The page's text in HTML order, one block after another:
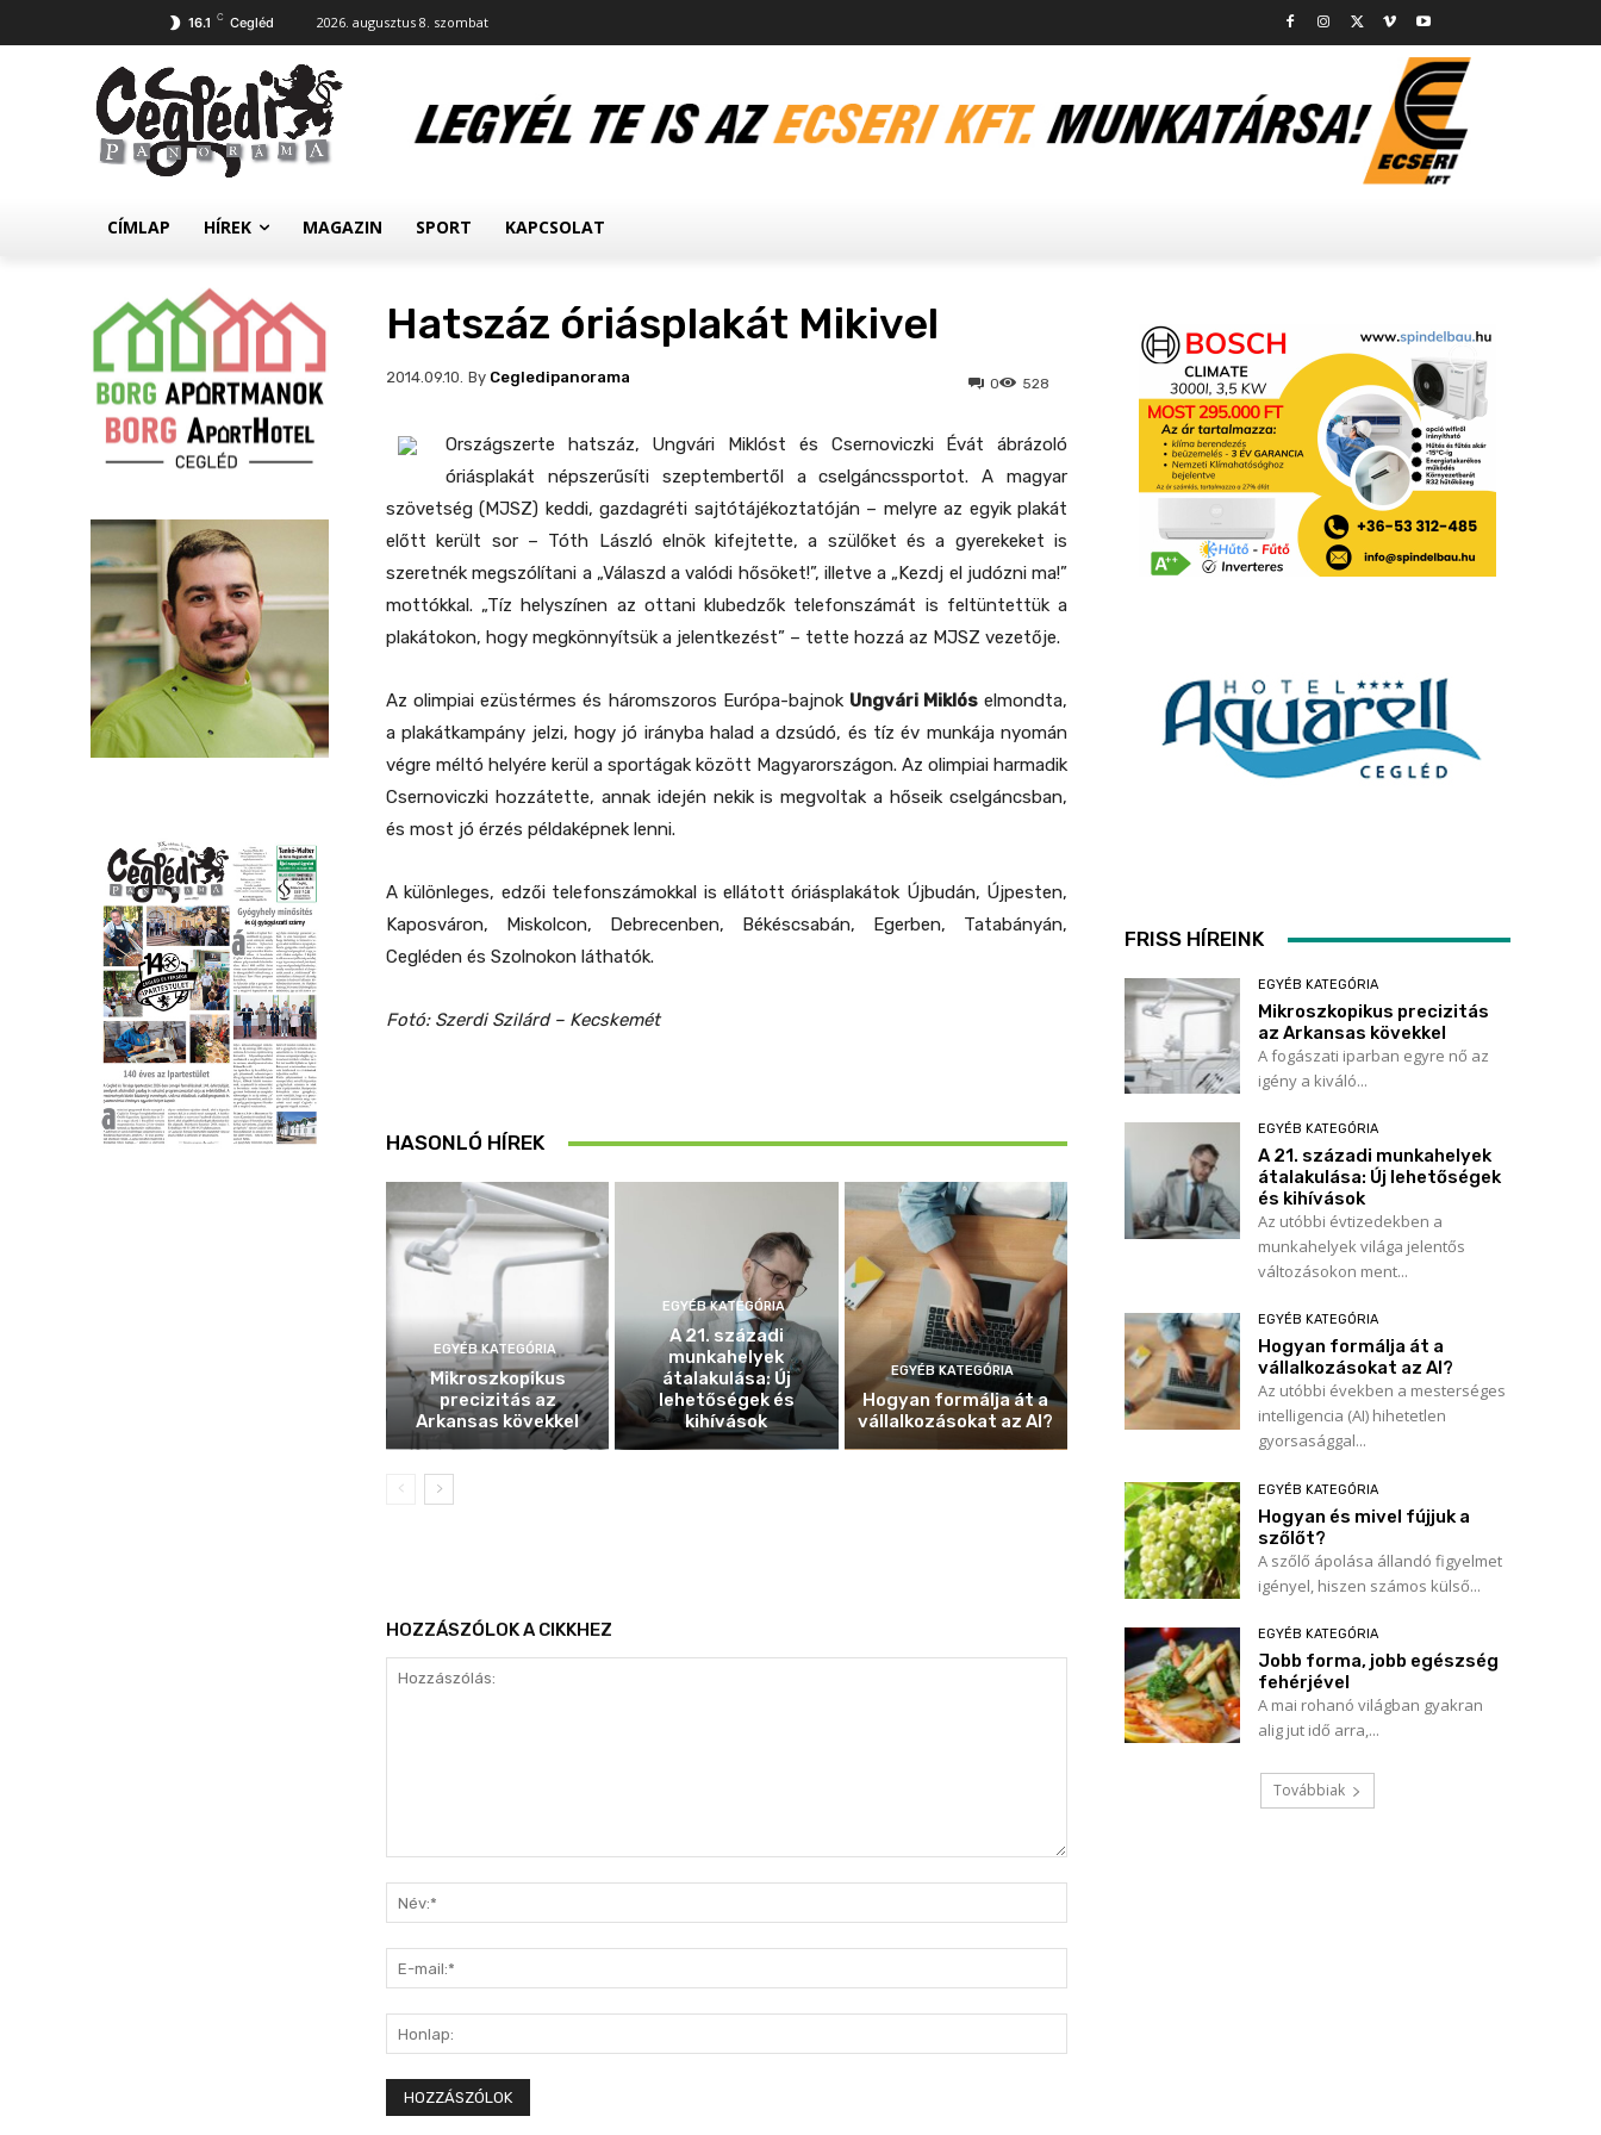
16.1 C Cegléd 2026. augusztus 8. szombat
CÍMLAP HÍREK MAGAZIN SPORT KAPCSOLAT
Hatszáz óriásplakát Mikivel
2014.09.10. 528
0
By Cegledipanorama
Országszerte hatszáz, Ungvári Miklóst és Csernoviczki Évát ábrázoló
óriásplakát népszerűsíti szeptembertől a cselgáncssportot. A magyar
szövetség (MJSZ) keddi, gazdagréti sajtótájékoztatóján – melyre az egyik plakát
előtt került sor – Tóth László elnök kifejtette, a szülőket és a gyerekeket is
szeretnék megszólítani a „Válaszd a valódi hősöket!”, illetve a „Kezdj el judózni ma!”
mottókkal. „Tíz helyszínen az ottani klubedzők telefonszámát is feltüntettük a
plakátokon, hogy megkönnyítsük a jelentkezést” – tette hozzá az MJSZ vezetője.
Az olimpiai ezüstérmes és háromszoros Európa-bajnok Ungvári Miklóselmondta,
a plakátkampány jelzi, hogy jó irányba halad a dzsúdó, és tíz év munkája nyomán
végre méltó helyére kerül a sportágak között Magyarországon. Az olimpiai harmadik
Csernoviczki hozzátette, annak idején nekik is megvoltak a hőseik cselgáncsban,
és most jó érzés példaképnek lenni.
A különleges, edzői telefonszámokkal is ellátott óriásplakátok Újbudán, Újpesten,
Kaposváron, Miskolcon, Debrecenben, Békéscsabán, Egerben, Tatabányán,
Cegléden és Szolnokon láthatók.
Fotó: Szerdi Szilárd – Kecskemét
HASONLÓ HÍREK
EGYÉB KATEGÓRIA
Mikroszkopikus
precizitás az
Arkansas kövekkel
EGYÉB KATEGÓRIA
A 21. századi
munkahelyek
átalakulása: Új
lehetőségek és
kihívások
EGYÉB KATEGÓRIA
Hogyan formálja át a
vállalkozásokat az AI?
HOZZÁSZÓLOK A CIKKHEZ
mail:*
FRISS HÍREINK
EGYÉB KATEGÓRIA
Mikroszkopikus precizitás
az Arkansas kövekkel
A fogászati iparban egyre nő az
igény a kiváló...
EGYÉB KATEGÓRIA
A 21. századi munkahelyek
átalakulása: Új lehetőségek
és kihívások
Az utóbbi évtizedekben a
munkahelyek világa jelentős
változásokon ment...
EGYÉB KATEGÓRIA
Hogyan formálja át a
vállalkozásokat az AI?
Az utóbbi években a mesterséges
intelligencia (AI) hihetetlen
gyorsasággal...
EGYÉB KATEGÓRIA
Hogyan és mivel fújjuk a
szőlőt?
A szőlő ápolása állandó figyelmet
igényel, hiszen számos külső...
EGYÉB KATEGÓRIA
Jobb forma, jobb egészség
fehérjével
A mai rohanó világban gyakran
alig jut idő arra,...
Továbbiak